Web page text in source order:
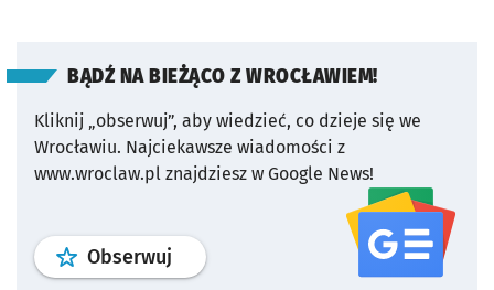
BĄDŹ NA BIEŻĄCO Z WROCŁAWIEM!
Kliknij „obserwuj”, aby wiedzieć, co dzieje się we
Wrocławiu. Najciekawsze wiadomości z
www.wroclaw.pl znajdziesz w Google News!
Obserwuj profil serwisu